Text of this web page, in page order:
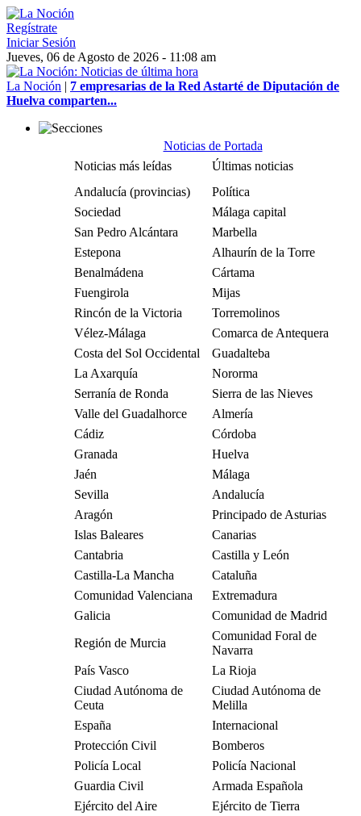
Regístrate
Iniciar Sesión
Jueves, 06 de Agosto de 2026 - 11:08 am
La Noción | 7 empresarias de la Red Astarté de Diputación de
Huelva comparten...
Noticias de Portada
Noticias más leídas
Últimas noticias
Andalucía (provincias)
Política
Sociedad
Málaga capital
San Pedro Alcántara
Marbella
Estepona
Alhaurín de la Torre
Benalmádena
Cártama
Fuengirola
Mijas
Rincón de la Victoria
Torremolinos
Vélez-Málaga
Comarca de Antequera
Costa del Sol Occidental
Guadalteba
La Axarquía
Nororma
Serranía de Ronda
Sierra de las Nieves
Valle del Guadalhorce
Almería
Cádiz
Córdoba
Granada
Huelva
Jaén
Málaga
Sevilla
Andalucía
Aragón
Principado de Asturias
Islas Baleares
Canarias
Cantabria
Castilla y León
Castilla-La Mancha
Cataluña
Comunidad Valenciana
Extremadura
Galicia
Comunidad de Madrid
Región de Murcia
Comunidad Foral de
Navarra
País Vasco
La Rioja
Ciudad Autónoma de
Ceuta
Ciudad Autónoma de
Melilla
España
Internacional
Protección Civil
Bomberos
Policía Local
Policía Nacional
Guardia Civil
Armada Española
Ejército del Aire
Ejército de Tierra